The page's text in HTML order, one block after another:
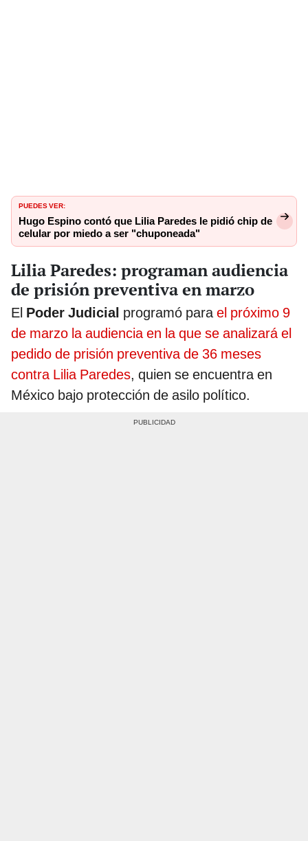
PUEDES VER:
Hugo Espino contó que Lilia Paredes le pidió chip de
celular por miedo a ser "chuponeada"
Lilia Paredes: programan audiencia
de prisión preventiva en marzo
El Poder Judicial programó parael próximo 9
de marzo la audiencia en la que se analizará el
pedido de prisión preventiva de 36 meses
contra Lilia Paredes, quien se encuentra en
México bajo protección de asilo político.